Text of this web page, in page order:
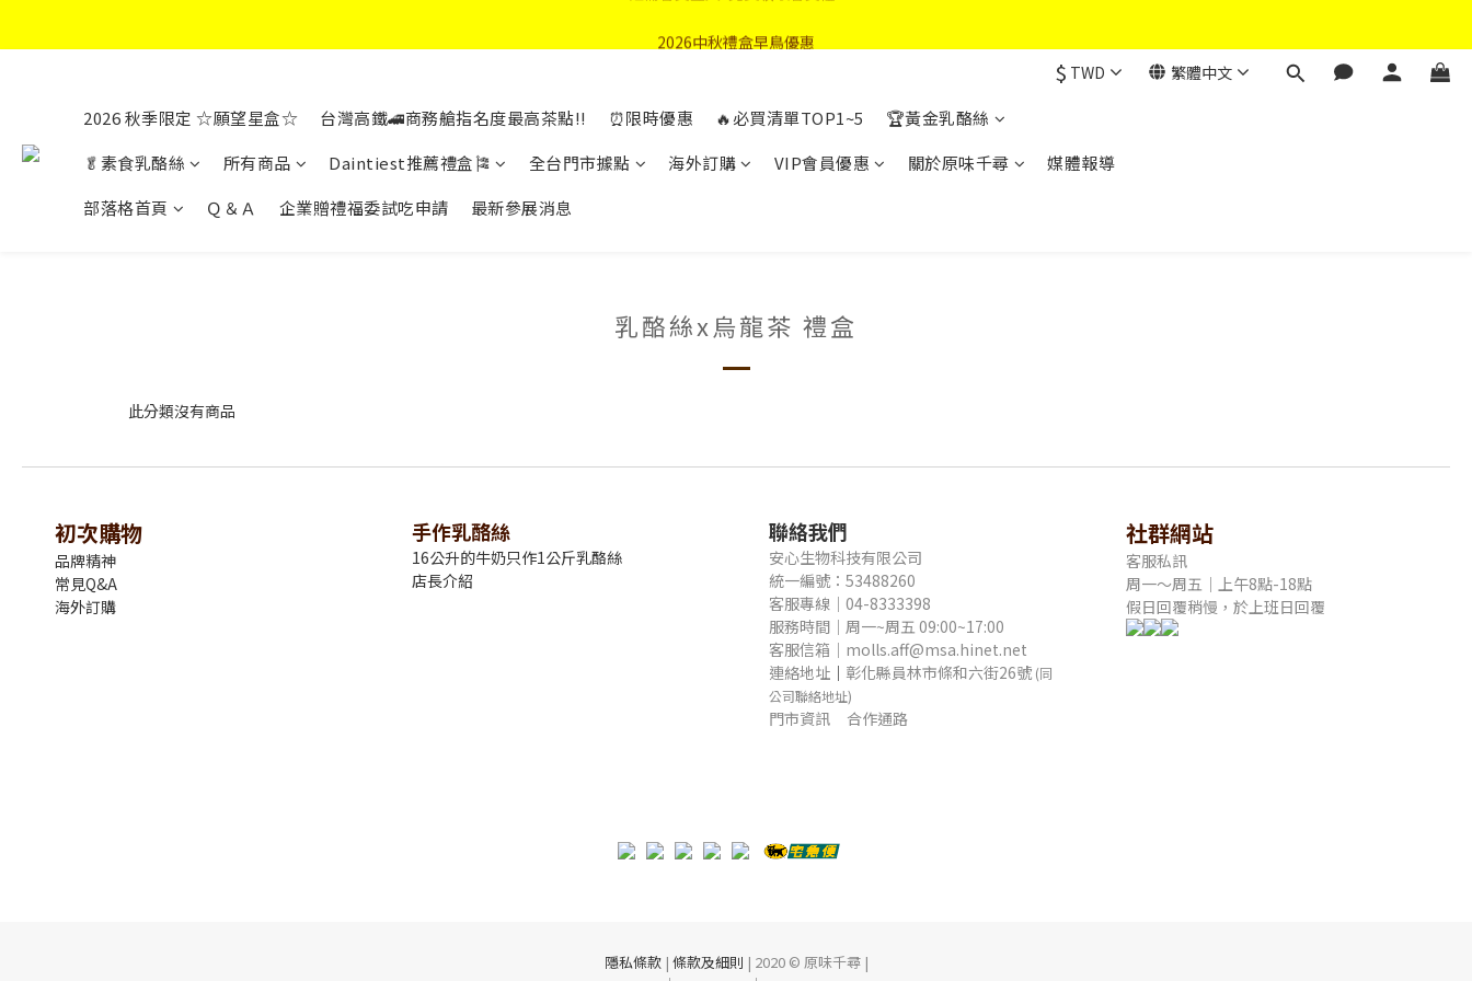
2026中秋禮盒早鳥優惠
$ TWD 繁體中文
2026 秋季限定 ☆願望星盒☆ 台灣高鐵🚄商務艙指名度最高茶點!! ⏰限時優惠 🔥必買清單TOP1~5
🏆黃金乳酪絲
🥬素食乳酪絲
所有商品 Daintiest推薦禮盒🎏 全台門市據點 海外訂購 VIP會員優惠 關於原味千尋
媒體報導
部落格首頁
Ｑ＆Ａ 企業贈禮福委試吃申請 最新參展消息
乳酪絲x烏龍茶 禮盒
此分類沒有商品
初次購物
品牌精神
常見Q&A
海外訂購
手作乳酪絲
16公升的牛奶只作1公斤乳酪絲
店長介紹
聯絡我們
安心生物科技有限公司
統一編號：53488260
客服專線｜04-8333398
服務時間｜周一~周五 09:00~17:00
客服信箱｜molls.aff@msa.hinet.net
連絡地址 ｜ 彰化縣員林市條和六街26號 (同
公司聯絡地址)
門市資訊 合作通路
社群網站
客服私訊
周一～周五｜上午8點-18點
假日回覆稍慢，於上班日回覆
隱私條款| 條款及細則 | 2020 © 原味千尋 |